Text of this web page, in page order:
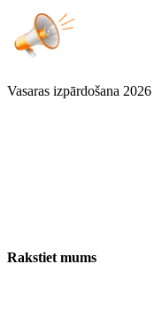
Vasaras izpārdošana 2026
Rakstiet mums